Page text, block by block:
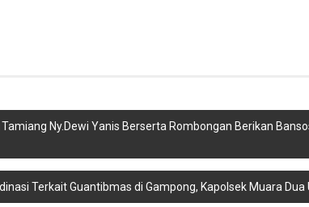
Ny.Dewi Yanis Berserta Rombongan Berikan
Terkait Guantibmas di Gampong, Kapolsek Muara Dua